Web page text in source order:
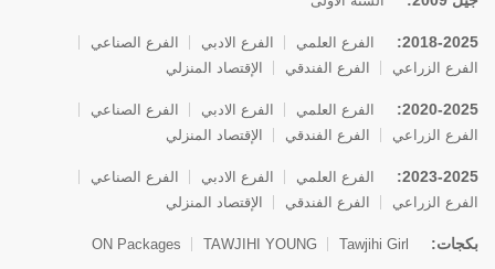
2018-2025: الفرع العلمي الفرع الادبي
الفرع الصناعي
الفرع الزراعي
الفرع الفندقي الإقتصاد المنزلي
2020-2025: الفرع العلمي الفرع الادبي
الفرع الصناعي
الفرع الزراعي
الفرع الفندقي الإقتصاد المنزلي
2023-2025: الفرع العلمي الفرع الادبي
الفرع الصناعي
الفرع الزراعي
الفرع الفندقي الإقتصاد المنزلي
بكجات: Tawjihi Girl
TAWJIHI YOUNG
ON Packages